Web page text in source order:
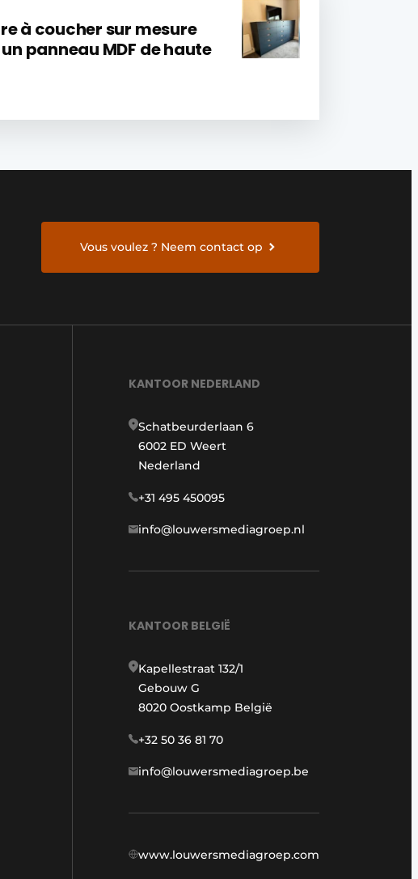
à coucher sur mesure
panneau MDF de haute
Vous voulez ? Neem contact op
KANTOOR NEDERLAND
Schatbeurderlaan 6
6002 ED Weert
Nederland
+31 495 450095
info@louwersmediagroep.nl
KANTOOR BELGIË
Kapellestraat 132/1
Gebouw G
8020 Oostkamp België
+32 50 36 81 70
info@louwersmediagroep.be
www.louwersmediagroep.com